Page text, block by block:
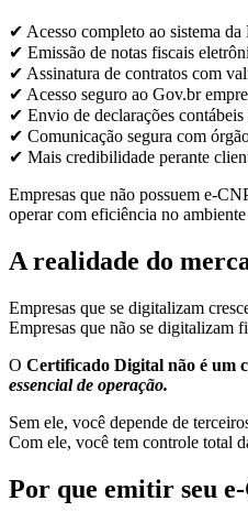
✔ Acesso completo ao sistema
✔ Emissão de notas fiscais
✔ Assinatura de contratos com
✔ Acesso seguro ao Gov.br
✔ Envio de declarações contábeis
✔ Comunicação segura com
✔ Mais credibilidade perante
Empresas que não possuem e-
operar com eficiência no
A realidade do
Empresas que se digitalizam
Empresas que não se digitalizam
O Certificado Digital não é um
essencial de operação.
Sem ele, você depende de
Com ele, você tem controle total
Por que emitir seu